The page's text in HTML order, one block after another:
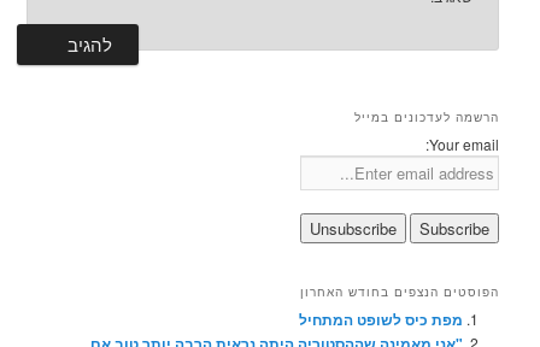
הרשמה לעדכונים במייל
Your email:
הפוסטים הנצפים בחודש האחרון
מפת כיס לשופט המתחיל